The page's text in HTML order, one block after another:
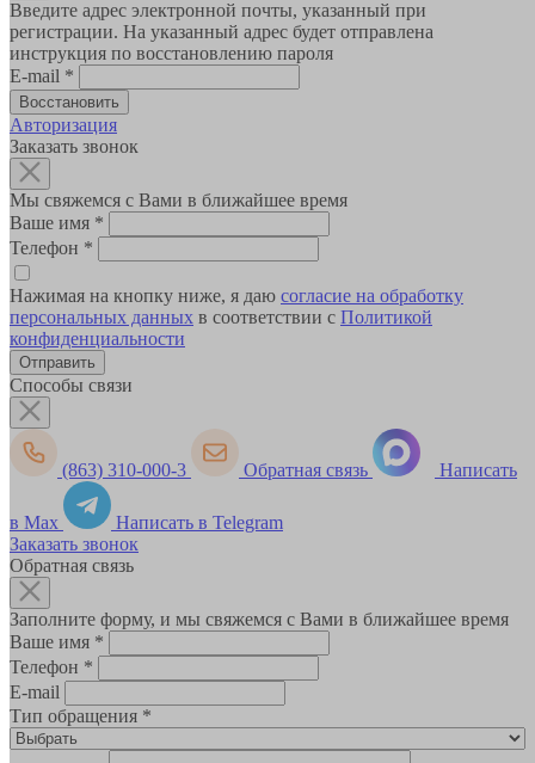
Введите адрес электронной почты, указанный при
регистрации. На указанный адрес будет отправлена
инструкция по восстановлению пароля
E-mail *
Авторизация
Заказать звонок
Мы свяжемся с Вами в ближайшее время
Ваше имя *
Телефон *
Нажимая на кнопку ниже, я даю согласие на обработку
персональных данных в соответствии с Политикой
конфиденциальности
Способы связи
(863) 310-000-3 Обратная связь Написать
в Max
Написать в Telegram
Заказать звонок
Обратная связь
Заполните форму, и мы свяжемся с Вами в ближайшее время
Ваше имя *
Телефон *
E-mail
Тип обращения *